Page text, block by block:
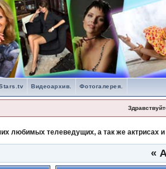
Видеоархив. Фотогалерея.
любимых телеведущих, а так же актрисах и
«